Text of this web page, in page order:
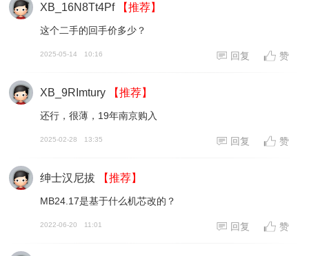
XB_16N8Tt4Pf 【推荐】
这个二手的回手价多少？
2025-05-14 10:16 回复 赞
XB_9RImtury 【推荐】
还行，很薄，19年南京购入
2025-02-28 13:35 回复 赞
绅士汉尼拔 【推荐】
MB24.17是基于什么机芯改的？
2022-06-20 11:01 回复 赞